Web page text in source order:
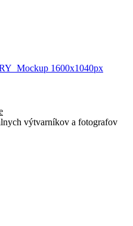
výtvarníkov a fotografov